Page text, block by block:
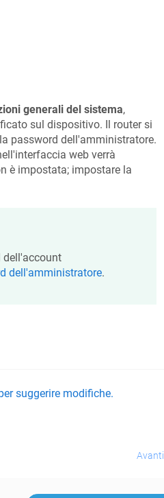
generali del sistema,
sul dispositivo. Il router si
password dell'amministratore.
web verrà
è impostata; impostare la
dell'account
dell'amministratore.
suggerire modifiche.
Avanti